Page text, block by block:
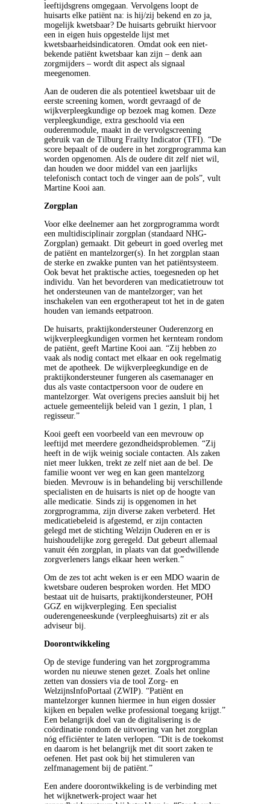
leeftijdsgrens omgegaan. Vervolgens loopt de
huisarts elke patiënt na: is hij/zij bekend en zo ja,
mogelijk kwetsbaar? De huisarts gebruikt hiervoor
een in eigen huis opgestelde lijst met
kwetsbaarheidsindicatoren. Omdat ook een niet-
bekende patiënt kwetsbaar kan zijn – denk aan
zorgmijders – wordt dit aspect als signaal
meegenomen.
Aan de ouderen die als potentieel kwetsbaar uit de
eerste screening komen, wordt gevraagd of de
wijkverpleegkundige op bezoek mag komen. Deze
verpleegkundige, extra geschoold via een
ouderenmodule, maakt in de vervolgscreening
gebruik van de Tilburg Frailty Indicator (TFI). “De
score bepaalt of de oudere in het zorgprogramma kan
worden opgenomen. Als de oudere dit zelf niet wil,
dan houden we door middel van een jaarlijks
telefonisch contact toch de vinger aan de pols”, vult
Martine Kooi aan.
Zorgplan
Voor elke deelnemer aan het zorgprogramma wordt
een multidisciplinair zorgplan (standaard NHG-
Zorgplan) gemaakt. Dit gebeurt in goed overleg met
de patiënt en mantelzorger(s). In het zorgplan staan
de sterke en zwakke punten van het patiëntsysteem.
Ook bevat het praktische acties, toegesneden op het
individu. Van het bevorderen van medicatietrouw tot
het ondersteunen van de mantelzorger; van het
inschakelen van een ergotherapeut tot het in de gaten
houden van iemands eetpatroon.
De huisarts, praktijkondersteuner Ouderenzorg en
wijkverpleegkundigen vormen het kernteam rondom
de patiënt, geeft Martine Kooi aan. “Zij hebben zo
vaak als nodig contact met elkaar en ook regelmatig
met de apotheek. De wijkverpleegkundige en de
praktijkondersteuner fungeren als casemanager en
dus als vaste contactpersoon voor de oudere en
mantelzorger. Wat overigens precies aansluit bij het
actuele gemeentelijk beleid van 1 gezin, 1 plan, 1
regisseur.”
Kooi geeft een voorbeeld van een mevrouw op
leeftijd met meerdere gezondheidsproblemen. “Zij
heeft in de wijk weinig sociale contacten. Als zaken
niet meer lukken, trekt ze zelf niet aan de bel. De
familie woont ver weg en kan geen mantelzorg
bieden. Mevrouw is in behandeling bij verschillende
specialisten en de huisarts is niet op de hoogte van
alle medicatie. Sinds zij is opgenomen in het
zorgprogramma, zijn diverse zaken verbeterd. Het
medicatiebeleid is afgestemd, er zijn contacten
gelegd met de stichting Welzijn Ouderen en er is
huishoudelijke zorg geregeld. Dat gebeurt allemaal
vanuit één zorgplan, in plaats van dat goedwillende
zorgverleners langs elkaar heen werken.”
Om de zes tot acht weken is er een MDO waarin de
kwetsbare ouderen besproken worden. Het MDO
bestaat uit de huisarts, praktijkondersteuner, POH
GGZ en wijkverpleging. Een specialist
ouderengeneeskunde (verpleeghuisarts) zit er als
adviseur bij.
Doorontwikkeling
Op de stevige fundering van het zorgprogramma
worden nu nieuwe stenen gezet. Zoals het online
zetten van dossiers via de tool Zorg- en
WelzijnsInfoPortaal (ZWIP). “Patiënt en
mantelzorger kunnen hiermee in hun eigen dossier
kijken en bepalen welke professional toegang krijgt.”
Een belangrijk doel van de digitalisering is de
coördinatie rondom de uitvoering van het zorgplan
nóg efficiënter te laten verlopen. “Dit is de toekomst
en daarom is het belangrijk met dit soort zaken te
oefenen. Het past ook bij het stimuleren van
zelfmanagement bij de patiënt.”
Een andere doorontwikkeling is de verbinding met
het wijknetwerk-project waar het